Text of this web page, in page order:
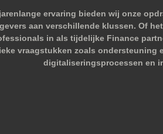
ervaring bieden wij onze
aan verschillende klussen. Of
in als tijdelijke Finance
vraagstukken zoals ondersteuning
digitaliseringsprocessen en